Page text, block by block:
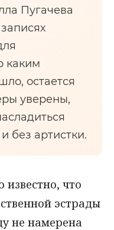
Пугачева
каким
остается
уверены,
без артистки.
известно, что
эстрады
не намерена